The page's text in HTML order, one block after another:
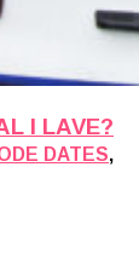
I LAVE?
DATES,